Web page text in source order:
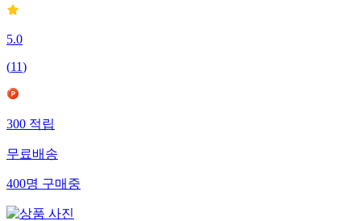
5.0
(11)
300적립
무료배송
400명구매중